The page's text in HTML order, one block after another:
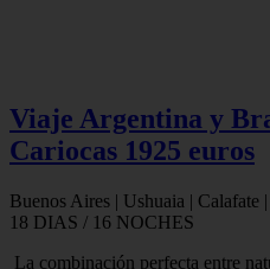
Viaje Argentina y
Cariocas 1925 euros
Buenos Aires | Ushuaia | Calafate
18 DIAS / 16 NOCHES
La combinación perfecta entre